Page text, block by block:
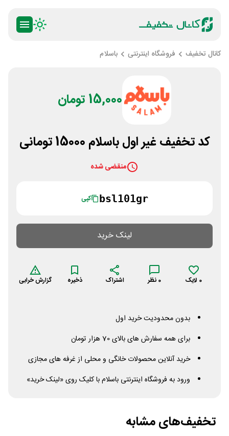
کانال تخفیف فروشگاه اینترنتی باسلام
15,000 تومان
کد تخفیف غیر اول باسلام 15000 تومانی
منقضی شده
bsl101gr کپی
لینک خرید
0 لایک 0 نظر اشتراک ذخیره گزارش خرابی
بدون محدودیت خرید اول
برای همه سفارش های بالای 70 هزار تومان
خرید آنلاین محصولات خانگی و محلی از غرفه های مجازی
ورود به فروشگاه اینترنتی باسلام با کلیک روی «لینک خرید»
تخفیف‌های مشابه